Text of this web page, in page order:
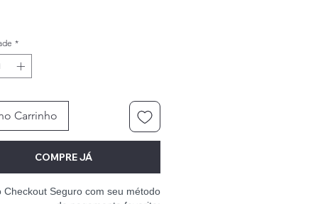
*
Carrinho
COMPRE JÁ
Checkout Seguro com seu método